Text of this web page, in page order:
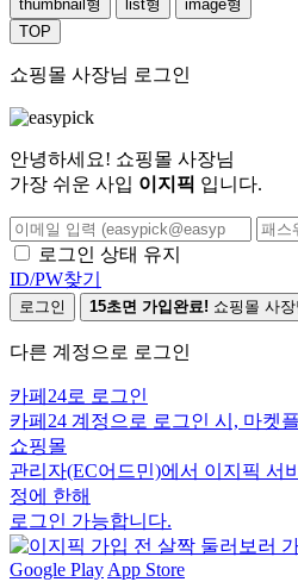
thumbnail형
list형
image형
TOP
쇼핑몰 사장님 로그인
안녕하세요! 쇼핑몰 사장님
가장 쉬운 사입 이지픽 입니다.
로그인 상태 유지
ID/PW찾기
로그인 15초면 가입완료! 쇼핑몰 사
다른 계정으로 로그인
카페24로 로그인
카페24 계정으로 로그인 시, 마켓
쇼핑몰
관리자(EC어드민)에서 이지픽 서
정에 한해
로그인 가능합니다.
Google Play App Store